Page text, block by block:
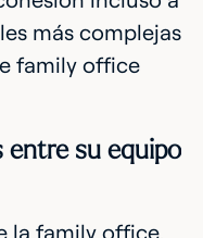
más complejas
family office
entre su equipo
la family office,